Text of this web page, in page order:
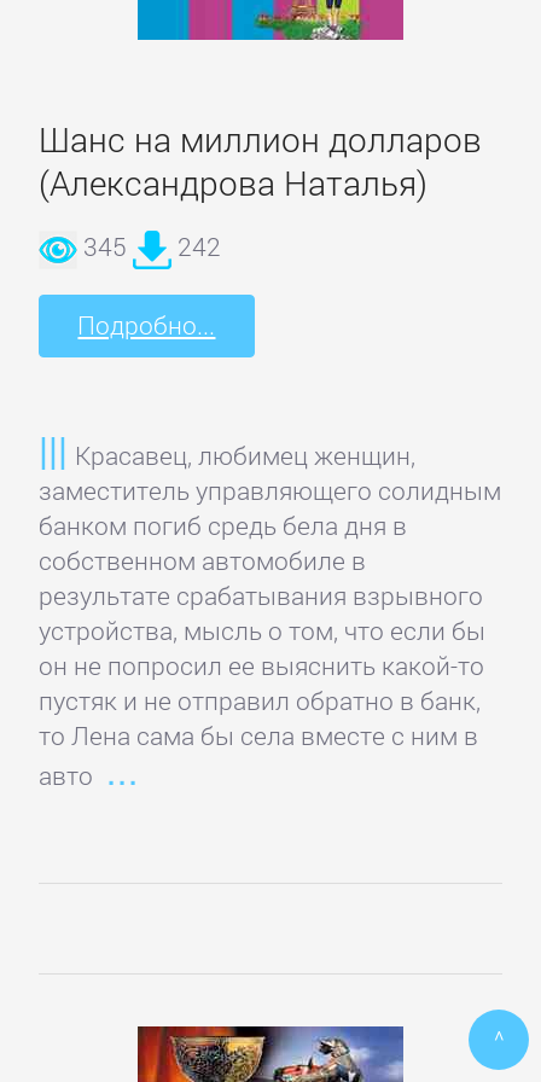
Шанс на миллион долларов
(Александрова Наталья)
345 242
Подробно...
Красавец, любимец женщин,
заместитель управляющего солидным
банком погиб средь бела дня в
собственном автомобиле в
результате срабатывания взрывного
устройства, мысль о том, что если бы
он не попросил ее выяснить какой-то
пустяк и не отправил обратно в банк,
то Лена сама бы села вместе с ним в
авто
И
РАССКАЗЫ
Очерки
Повести
Эссе
ПОЭЗИЯ
И
ДРАМА
Драматургия
стихи
^